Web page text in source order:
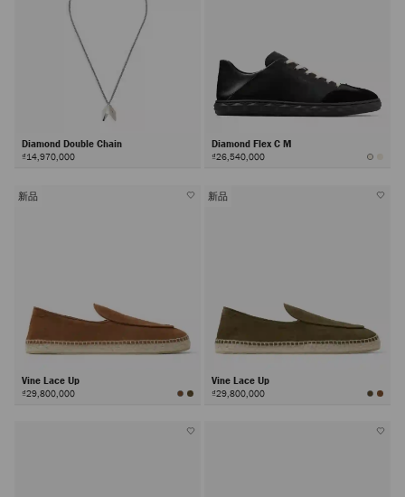
Diamond Double Chain
₫14,970,000
Diamond Flex C M
₫26,540,000
新品
Vine Lace Up
₫29,800,000
新品
Vine Lace Up
₫29,800,000